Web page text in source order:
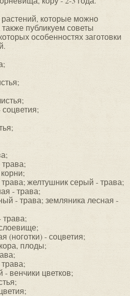
которые можно
публикуем советы
особенностях заготовки
желтушник серый - трава;
- трава;
- трава; земляника лесная -
(ноготки) - соцветия;
плоды;
- венчики цветков;